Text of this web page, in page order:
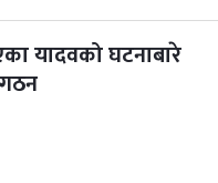
यादवको घटनाबारे